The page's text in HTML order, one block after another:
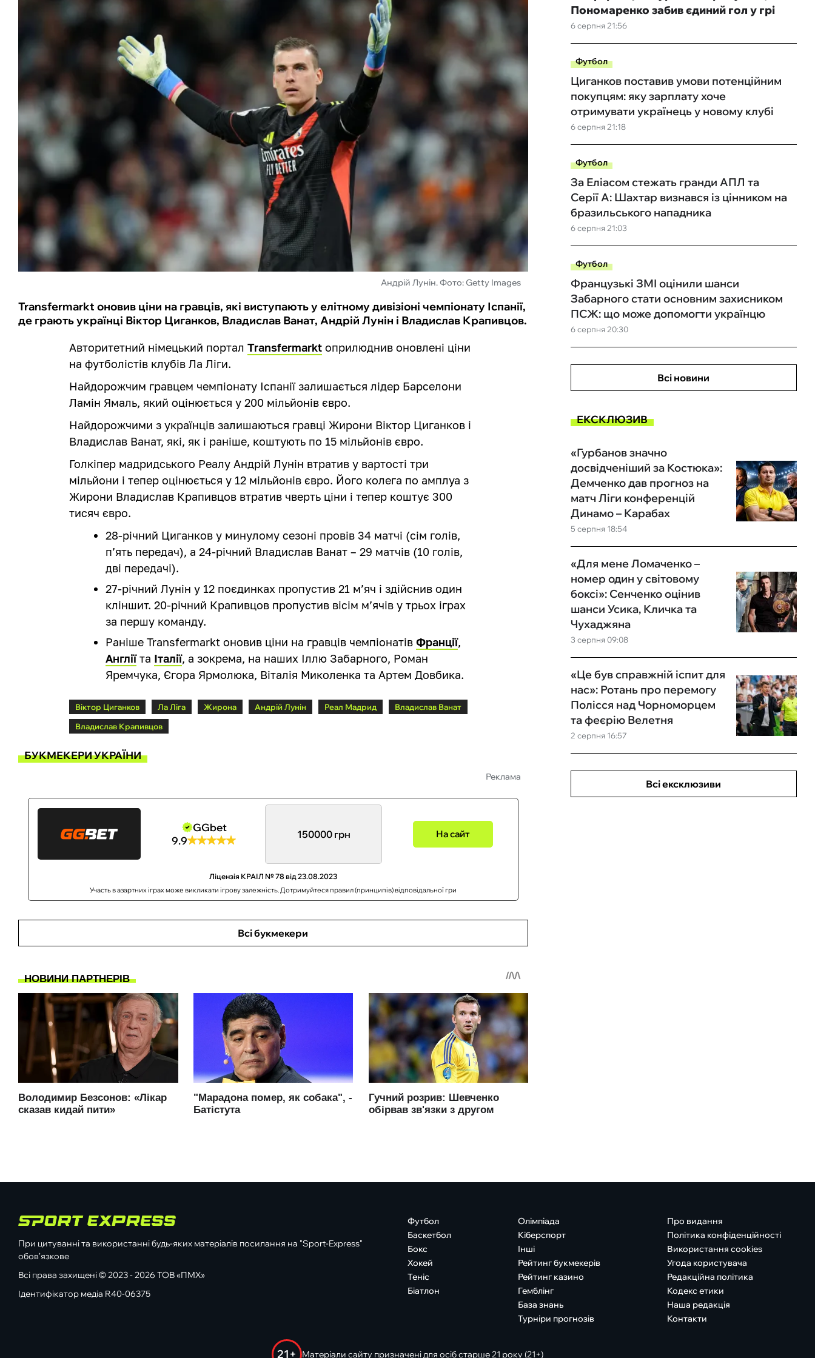
Андрій Лунін. Фото: Getty Images
Transfermarkt оновив ціни на гравців, які виступають у елітному дивізіоні чемпіонату Іспанії,
де грають українці Віктор Циганков, Владислав Ванат, Андрій Лунін і Владислав Крапивцов.
Авторитетний німецький порталTransfermarkt оприлюднив оновлені ціни
на футболістів клубів Ла Ліги.
Найдорожчим гравцем чемпіонату Іспанії залишається лідер Барселони
Ламін Ямаль, який оцінюється у 200 мільйонів євро.
Найдорожчими з українців залишаються гравці Жирони Віктор Циганков і
Владислав Ванат, які, як і раніше, коштують по 15 мільйонів євро.
Голкіпер мадридського Реалу Андрій Лунін втратив у вартості три
мільйони і тепер оцінюється у 12 мільйонів євро. Його колега по амплуа з
Жирони Владислав Крапивцов втратив чверть ціни і тепер коштує 300
тисяч євро.
28-річний Циганков у минулому сезоні провів 34 матчі (сім голів,
п’ять передач), а 24-річний Владислав Ванат – 29 матчів (10 голів,
дві передачі).
27-річний Лунін у 12 поєдинках пропустив 21 м’яч і здійснив один
кліншит. 20-річний Крапивцов пропустив вісім м’ячів у трьох іграх
за першу команду.
Раніше Transfermarkt оновив ціни на гравців чемпіонатівФранції,
Англіїта Італії, а зокрема, на наших Іллю Забарного, Роман
Яремчука, Єгора Ярмолюка, Віталія Миколенка та Артем Довбика.
Віктор Циганков Ла Ліга Жирона Андрій Лунін Реал Мадрид
Владислав Ванат
Владислав Крапивцов
БУКМЕКЕРИ УКРАЇНИ
Реклама
GGbet
9.9
150000 грн На сайт
Ліцензія КРАІЛ № 78 від 23.08.2023
Участь в азартних іграх може викликати ігрову залежність. Дотримуйтеся правил (принципів) відповідальної гри
Всі букмекери
6 серпня 21:56
Пономаренко забив єдиний гол у грі
Футбол
6 серпня 21:18
Циганков поставив умови потенційним
покупцям: яку зарплату хоче
отримувати українець у новому клубі
Футбол
6 серпня 21:03
За Еліасом стежать гранди АПЛ та
Серії А: Шахтар визнався із цінником на
бразильського нападника
Футбол
6 серпня 20:30
Французькі ЗМІ оцінили шанси
Забарного стати основним захисником
ПСЖ: що може допомогти українцю
Всі новини
ЕКСКЛЮЗИВ
5 серпня 18:54
«Гурбанов значно
досвідченіший за Костюка»:
Демченко дав прогноз на
матч Ліги конференцій
Динамо – Карабах
3 серпня 09:08
«Для мене Ломаченко –
номер один у світовому
боксі»: Сенченко оцінив
шанси Усика, Кличка та
Чухаджяна
2 серпня 16:57
«Це був справжній іспит для
нас»: Ротань про перемогу
Полісся над Чорноморцем
та феєрію Велетня
Всі ексклюзиви
При цитуванні та використанні будь-яких матеріалів посилання на "Sport-Express"
обов'язкове
Всі права захищені © 2023 - 2026 ТОВ «ПМХ»
Ідентифікатор медіа R40-06375
Футбол
Баскетбол
Бокс
Хокей
Теніс
Біатлон
Олімпіада
Кіберспорт
Інші
Рейтинг букмекерів
Рейтинг казино
Гемблінг
База знань
Турніри прогнозів
Про видання
Політика конфіденційності
Використання cookies
Угода користувача
Редакційна політика
Кодекс етики
Наша редакція
Контакти
21+ Матеріали сайту призначені для осіб старше 21 року (21+)